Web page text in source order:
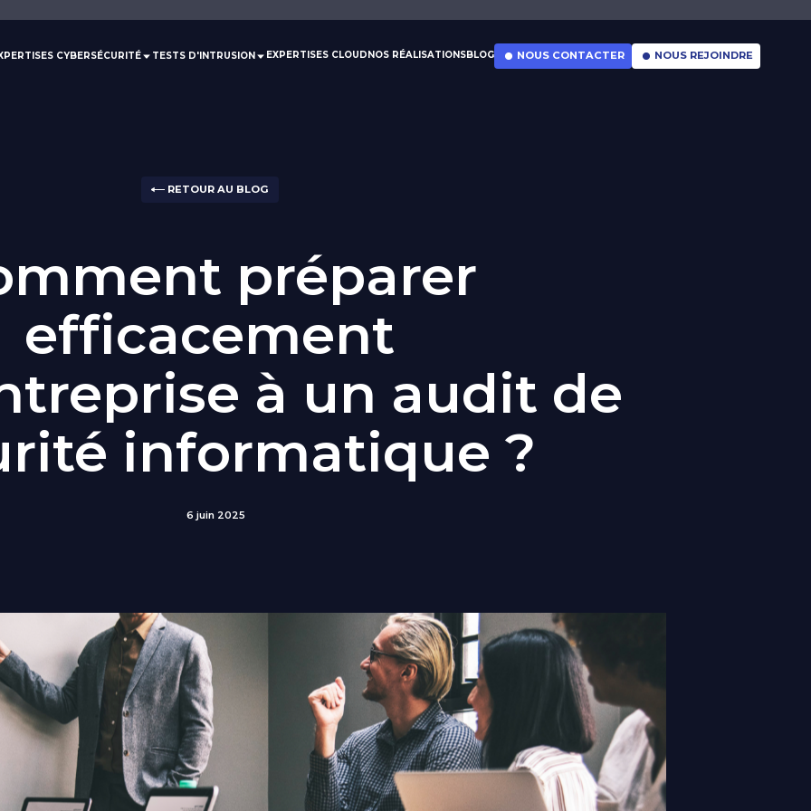
CYBERSÉCURITÉ TESTS D'INTRUSION EXPERTISES CLOUDNOS RÉALISATIONSBLOG NOUS CONTACTER NOUS REJOINDRE
RETOUR AU BLOG
préparer
efficacement
à un audit de
informatique ?
6 juin 2025